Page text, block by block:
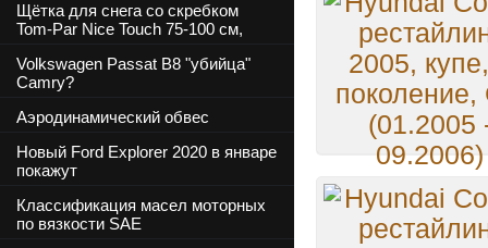
Щётка для снега со скребком
Tom-Par Nice Touch 75-100 см,
Volkswagen Passat B8 "убийца"
Camry?
Аэродинамический обвес
Новый Ford Explorer 2020 в январе
покажут
Классификация масел моторных
по вязкости SAE